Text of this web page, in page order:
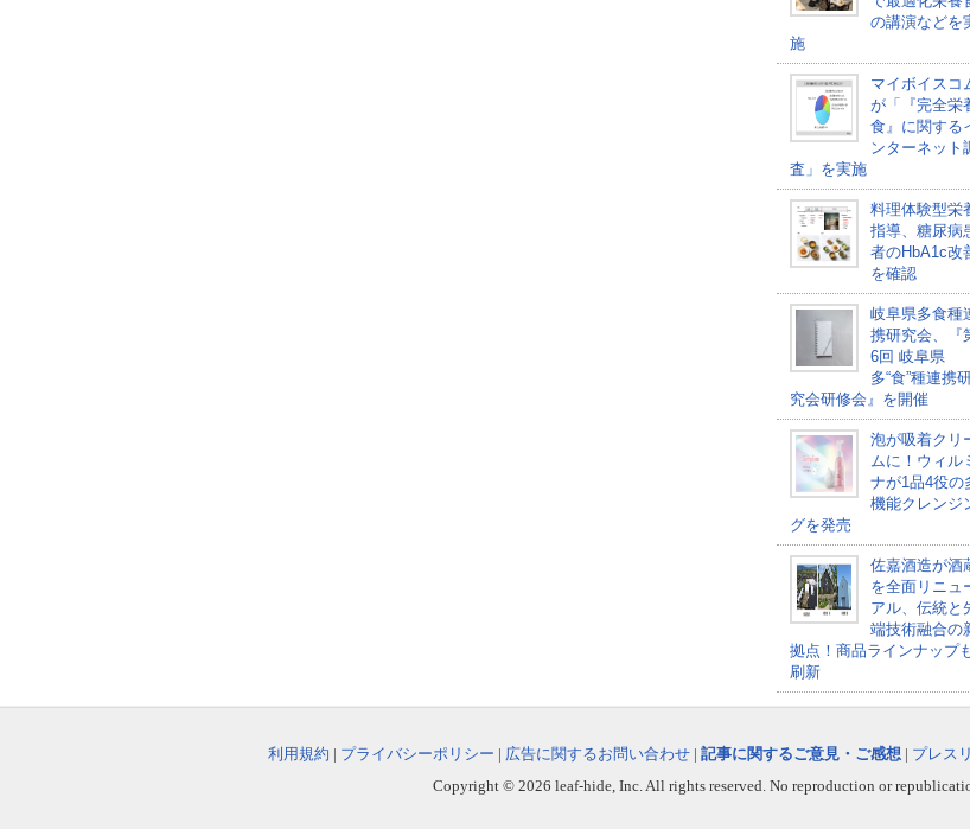
の講演などを
施
マイボイスコ
が「『完全栄
食』に関する
ンターネット
査」を実施
料理体験型栄
指導、糖尿病
者のHbA1c改
を確認
岐阜県多食種
携研究会、『
6回 岐阜県
多“食”種連携
究会研修会』を開催
泡が吸着クリ
ムに！ウィル
ナが1品4役の
機能クレンジ
グを発売
佐嘉酒造が酒
を全面リニュ
アル、伝統と
端技術融合の
拠点！商品ラインナップ
刷新
利用規約 | プライバシーポリシー | 広告に関するお問い合わせ | 記事に関するご意見・ご感想 | プレス
Copyright © 2026 leaf-hide, Inc. All rights reserved. No reproduction or